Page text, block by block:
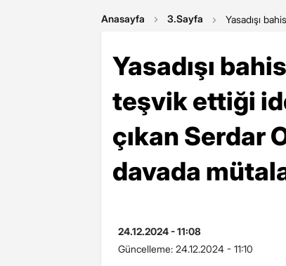
Anasayfa 3.Sayfa Yasadışı
Yasadışı
teşvik ettiği
çıkan Serdar
davada
24.12.2024 - 11:08
Güncelleme: 24.12.2024 - 11:10